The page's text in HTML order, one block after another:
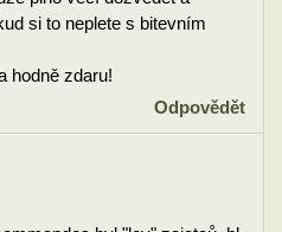
si to neplete s bitevním
hodně zdaru!
Odpovědět